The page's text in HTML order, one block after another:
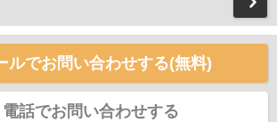
ルでお問い合わせする(無料)
電話でお問い合わせする